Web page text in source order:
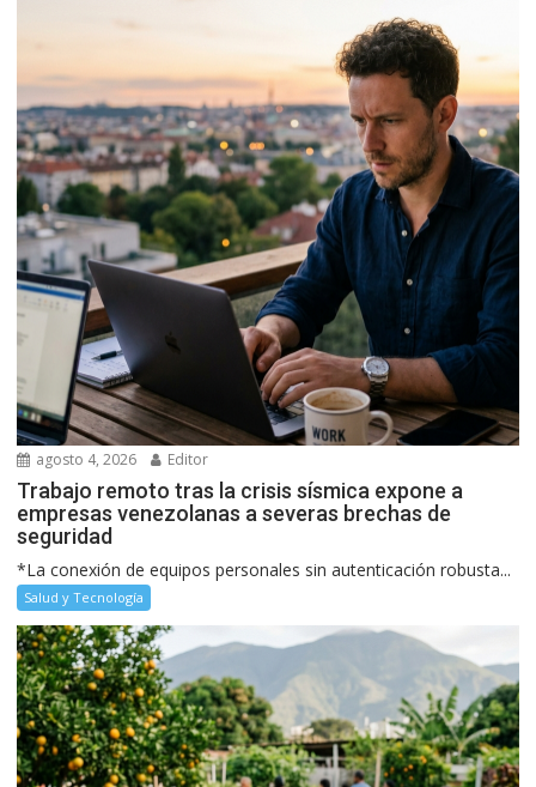
agosto 4, 2026 Editor
Trabajo remoto tras la crisis sísmica expone a
empresas venezolanas a severas brechas de
seguridad
*La conexión de equipos personales sin autenticación robusta...
Salud y Tecnología